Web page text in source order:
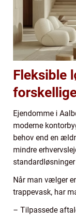
Fleksible
Ejendomme i
moderne
behov end en
mindre
Når man vælger
trappevask, har
– Tilpassede